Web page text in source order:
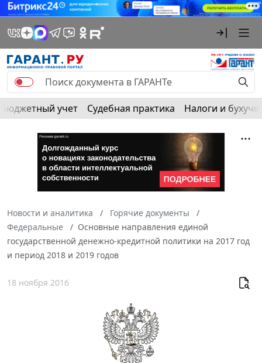
Бюджетный учет Судебная практика Налоги и
Новости и аналитика
Горячие документы
Федеральные
Основные направления единой
государственной денежно-кредитной политики на 2017 год
и период 2018 и 2019 годов
18 ноября 2016